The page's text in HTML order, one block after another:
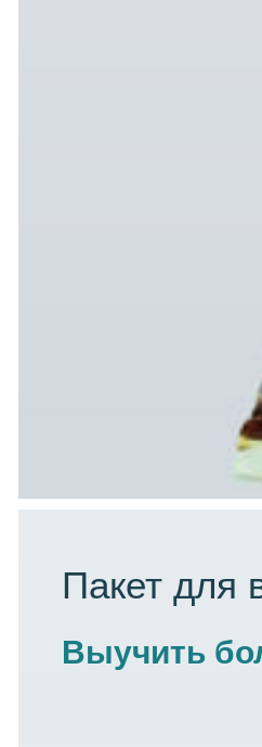
Пакет для
Выучить